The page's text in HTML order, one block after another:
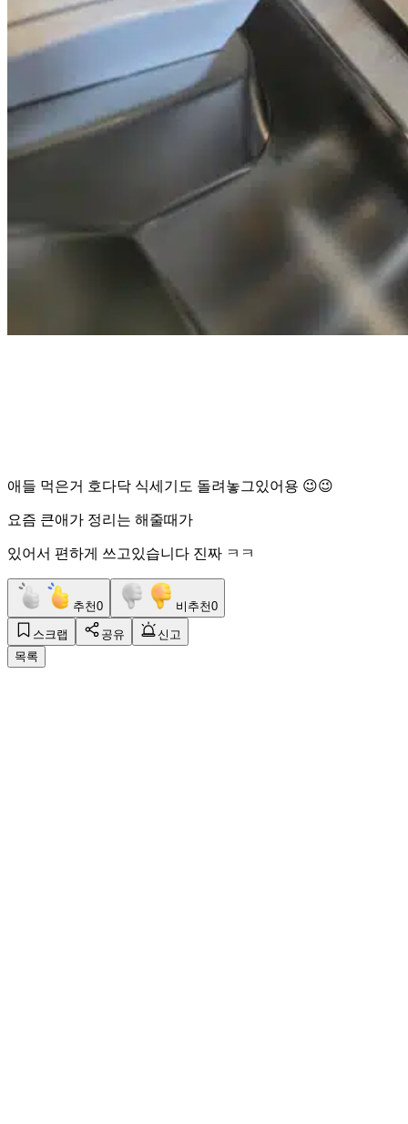
애들 먹은거 호다닥 식세기도 돌려놓그있어용 😉😉
요즘 큰애가 정리는 해줄때가
있어서 편하게 쓰고있습니다 진짜 ㅋㅋ
추천0 비추천0
스크랩 공유
신고
목록